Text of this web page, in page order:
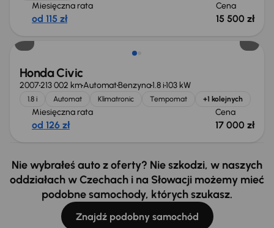
Miesięczna rata
od 115 zł
Cena
15 500 zł
Honda Civic
2007213 002 kmAutomatBenzyna1.8 i103 kW
1.8 i Automat Klimatronic Tempomat +1 kolejnych
Miesięczna rata
od 126 zł
Cena
17 000 zł
Nie wybrałeś auto z oferty? Nie szkodzi, w naszych
oddziałach w Czechach i na Słowacji możemy mieć
podobne samochody, których szukasz.
Znajdź podobny samochód